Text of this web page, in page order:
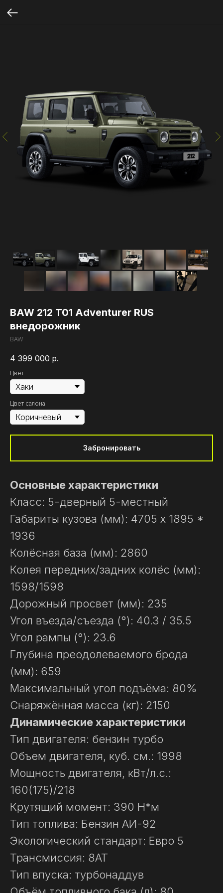
BAW 212 T01 Adventurer RUS
внедорожник
BAW
4 399 000 р.
Цвет
Цвет салона
Забронировать
Основные характеристики
Класс: 5-дверный 5-местный
Габариты кузова (мм): 4705 х 1895 *
1936
Колёсная база (мм): 2860
Колея передних/задних колёс (мм):
1598/1598
Дорожный просвет (мм): 235
Угол въезда/съезда (°): 40.3 / 35.5
Угол рампы (°): 23.6
Глубина преодолеваемого брода
(мм): 659
Максимальный угол подъёма: 80%
Снаряжённая масса (кг): 2150
Динамические характеристики
Тип двигателя: бензин турбо
Объем двигателя, куб. см.: 1998
Мощность двигателя, кВт/л.с.:
160(175)/218
Крутящий момент: 390 Н*м
Тип топлива: Бензин АИ-92
Экологический стандарт: Евро 5
Трансмиссия: 8АТ
Тип впуска: турбонаддув